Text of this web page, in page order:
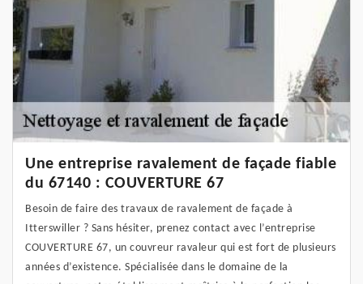
Une entreprise ravalement de façade fiable
du 67140 : COUVERTURE 67
Besoin de faire des travaux de ravalement de façade à
Itterswiller ? Sans hésiter, prenez contact avec l’entreprise
COUVERTURE 67, un couvreur ravaleur qui est fort de plusieurs
années d’existence. Spécialisée dans le domaine de la